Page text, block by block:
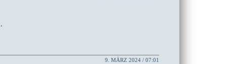
9. MÄRZ 2024 / 07:01